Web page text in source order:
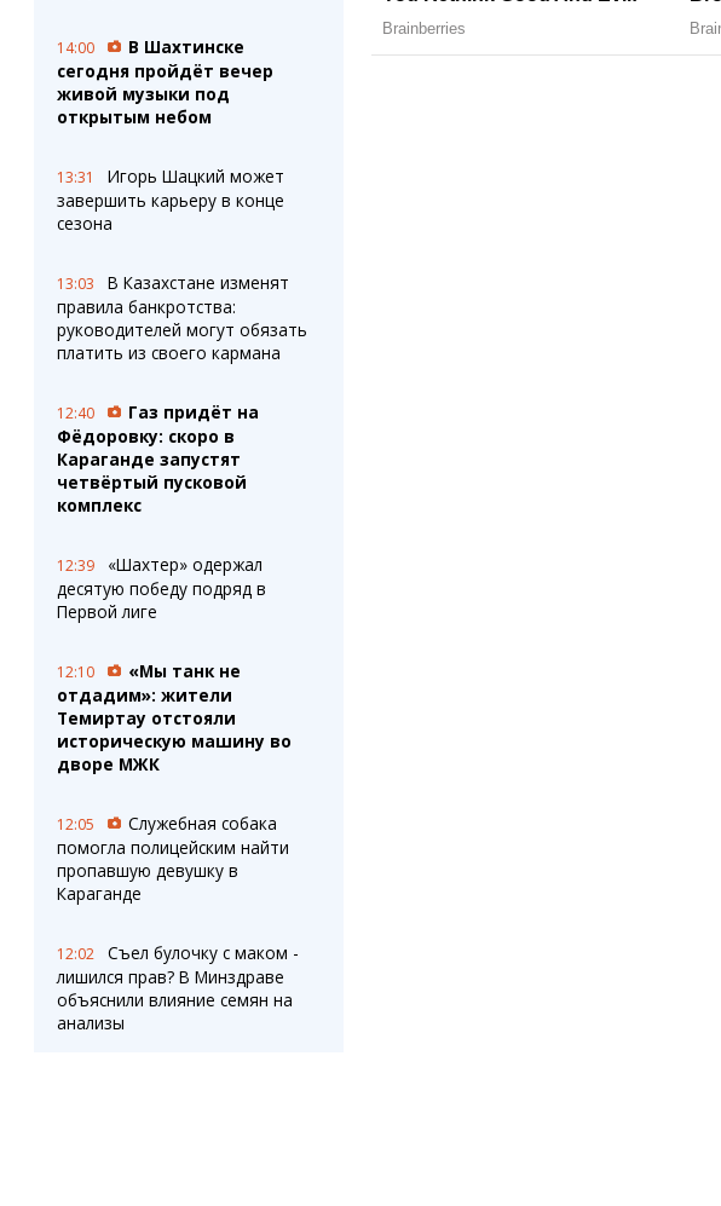
14:00
В Шахтинске
сегодня пройдёт вечер
живой музыки под
открытым небом
13:31
Игорь Шацкий может
завершить карьеру в конце
сезона
13:03
В Казахстане изменят
правила банкротства:
руководителей могут обязать
платить из своего кармана
12:40
Газ придёт на
Фёдоровку: скоро в
Караганде запустят
четвёртый пусковой
комплекс
12:39
«Шахтер» одержал
десятую победу подряд в
Первой лиге
12:10
«Мы танк не
отдадим»: жители
Темиртау отстояли
историческую машину во
дворе МЖК
12:05
Служебная собака
помогла полицейским найти
пропавшую девушку в
Караганде
12:02
Съел булочку с маком -
лишился прав? В Минздраве
объяснили влияние семян на
анализы